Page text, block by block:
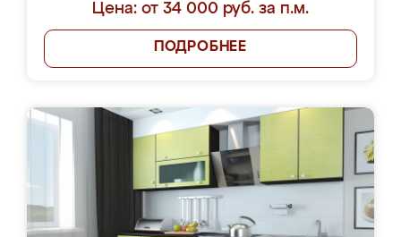
Цена: от 34 000 руб. за п.м.
ПОДРОБНЕЕ